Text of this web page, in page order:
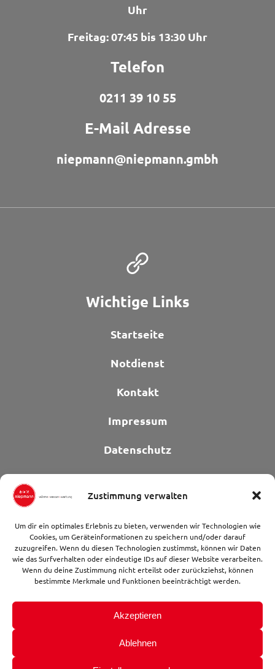
Zustimmung verwalten
Um dir ein optimales Erlebnis zu bieten, verwenden wir Technologien wie
Cookies, um Geräteinformationen zu speichern und/oder darauf
zuzugreifen. Wenn du diesen Technologien zustimmst, können wir Daten
wie das Surfverhalten oder eindeutige IDs auf dieser Website verarbeiten.
Wenn du deine Zustimmung nicht erteilst oder zurückziehst, können
bestimmte Merkmale und Funktionen beeinträchtigt werden.
Akzeptieren
Ablehnen
Uhr
Freitag: 07:45 bis 13:30 Uhr
Telefon
0211 39 10 55
E-Mail Adresse
niepmann@niepmann.gmbh
Wichtige Links
Startseite
Notdienst
Kontakt
Impressum
Datenschutz